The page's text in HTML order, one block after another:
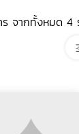
จากทั้งหมด 4